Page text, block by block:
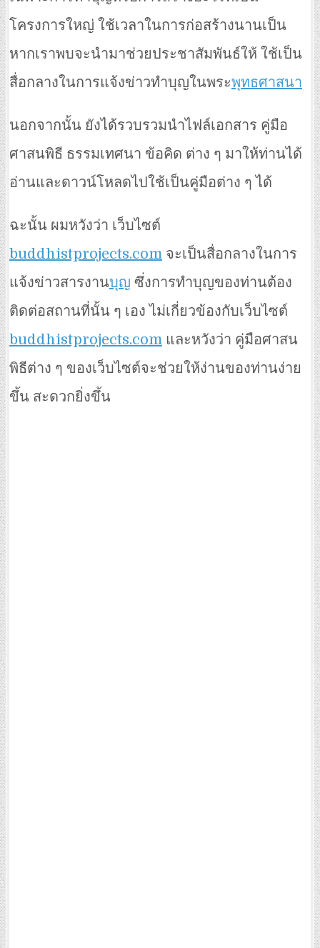
โครงการใหญ่ ใช้เวลาในการก่อสร้างนานเป็น
หากเราพบจะนำมาช่วยประชาสัมพันธ์ให้ ใช้เป็น
สื่อกลางในการแจ้งข่าวทำบุญในพระพุทธศาสนา
นอกจากนั้น ยังได้รวบรวมนำไฟล์เอกสาร คู่มือ
ศาสนพิธี ธรรมเทศนา ข้อคิด ต่าง ๆ มาให้ท่านได้
อ่านและดาวน์โหลดไปใช้เป็นคู่มือต่าง ๆ ได้
ฉะนั้น ผมหวังว่า เว็บไซต์
buddhistprojects.com จะเป็นสื่อกลางในการ
แจ้งข่าวสารงานบุญ ซึ่งการทำบุญของท่านต้อง
ติดต่อสถานที่นั้น ๆ เอง ไม่เกี่ยวข้องกับเว็บไซต์
buddhistprojects.com และหวังว่า คู่มือศาสน
พิธีต่าง ๆ ของเว็บไซต์จะช่วยให้ง่านของท่านง่าย
ขึ้น สะดวกยิ่งขึ้น